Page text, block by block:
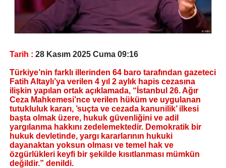
Tarih : 28 Kasım 2025 Cuma 09:16
Türkiye’nin farklı illerinden 64 baro tarafından gazeteci
Fatih Altaylı’ya verilen 4 yıl 2 aylık hapis cezasına
ilişkin yapılan ortak açıklamada, “İstanbul 26. Ağır
Ceza Mahkemesi’nce verilen hüküm ve uygulanan
tutukluluk kararı, ’suçta ve cezada kanunilik’ ilkesi
başta olmak üzere, hukuk güvenliğini ve adil
yargılanma hakkını zedelemektedir. Demokratik bir
hukuk devletinde, yargı kararlarının hukuki
dayanaktan yoksun olması ve temel hak ve
özgürlükleri keyfi bir şekilde kısıtlanması mümkün
değildir.” denildi.